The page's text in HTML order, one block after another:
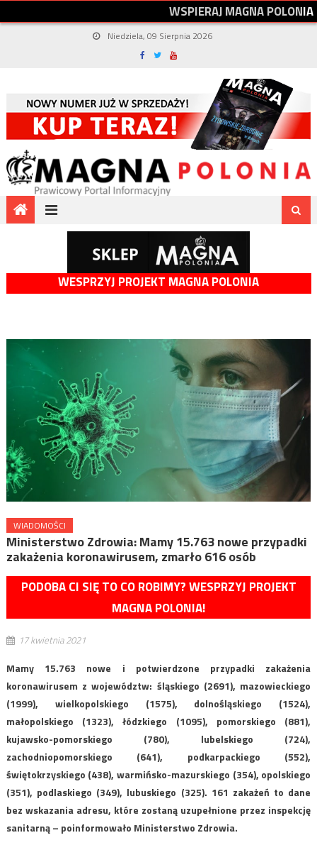
WSPIERAJMAGNAPOLONIA
Niedziela, 09 Sierpnia 2026
WESPRZYJ PROJEKT MAGNA POLONIA
WIADOMOŚCI
Ministerstwo Zdrowia: Mamy 15.763 nowe przypadki
zakażenia koronawirusem, zmarło 616 osób
PODOBA CI SIĘ TO CO ROBIMY? WESPRZYJ PROJEKT
MAGNA POLONIA!
17 kwietnia 2021
Mamy 15.763 nowe i potwierdzone przypadki zakażenia
koronawirusem z województw: śląskiego (2691), mazowieckiego
(1999), wielkopolskiego (1575), dolnośląskiego (1524),
małopolskiego (1323), łódzkiego (1095), pomorskiego (881),
kujawsko-pomorskiego (780), lubelskiego (724),
zachodniopomorskiego (641), podkarpackiego (552),
świętokrzyskiego (438), warmińsko-mazurskiego (354), opolskiego
(351), podlaskiego (349), lubuskiego (325). 161 zakażeń to dane
bez wskazania adresu, które zostaną uzupełnione przez inspekcję
sanitarną – poinformowało Ministerstwo Zdrowia.